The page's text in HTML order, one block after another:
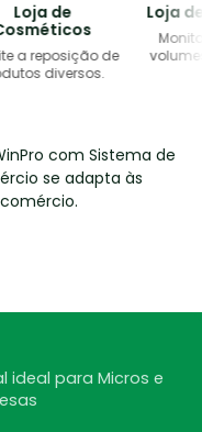
de
reposição de
diversos.
Loja de
Monitore
volumes e
com Sistema de
se adapta às
ideal para Micros e